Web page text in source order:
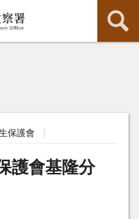
保護會
護會基隆分